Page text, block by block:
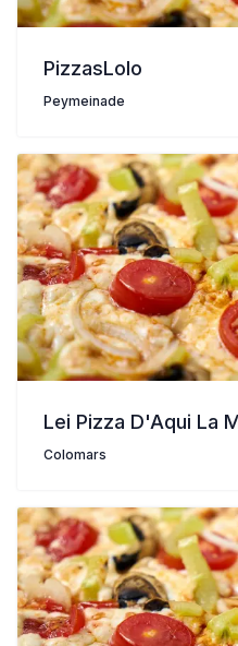
PizzasLolo
Peymeinade
Lei Pizza D'Aqui La
Colomars